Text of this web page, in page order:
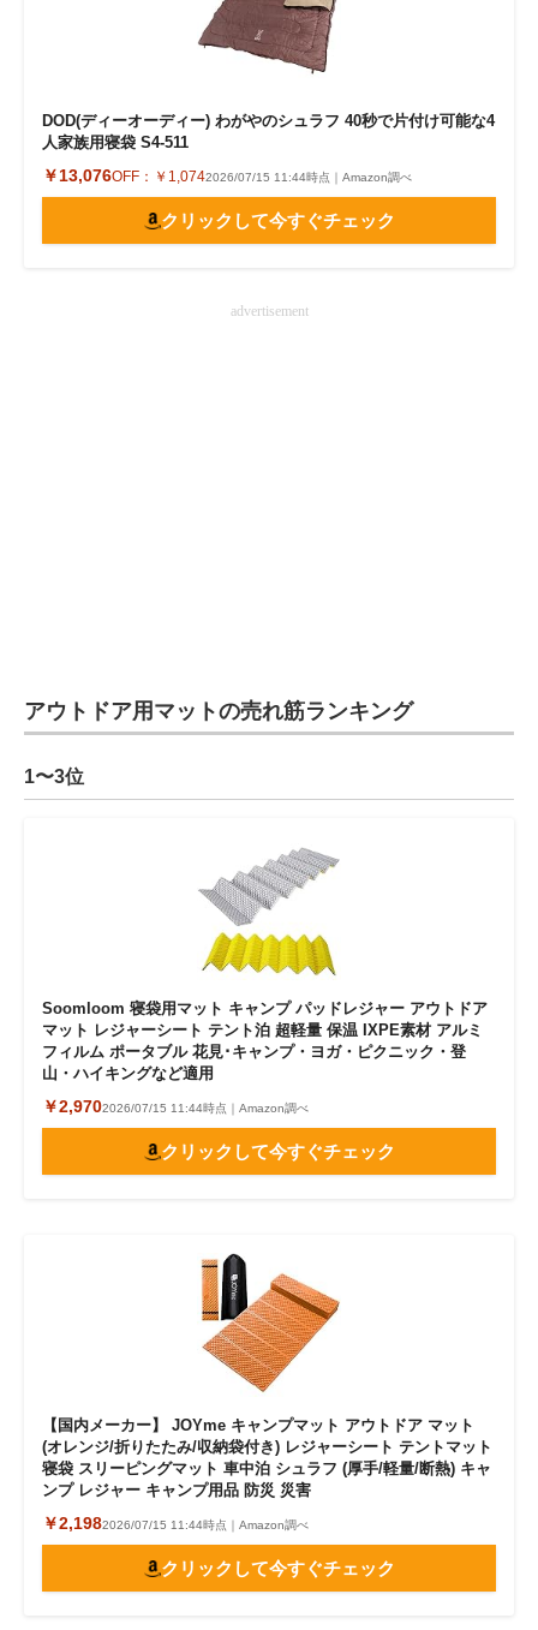
DOD(ディーオーディー) わがやのシュラフ 40秒で片付け可能な4
人家族用寝袋 S4-511
￥13,076OFF： ￥1,0742026/07/15 11:44時点｜Amazon調べ
クリックして今すぐチェック
advertisement
アウトドア用マットの売れ筋ランキング
1〜3位
Soomloom 寝袋用マット キャンプ パッドレジャー アウトドア
マット レジャーシート テント泊 超軽量 保温 IXPE素材 アルミ
フィルム ポータブル 花見･キャンプ・ヨガ・ピクニック・登
山・ハイキングなど適用
￥2,9702026/07/15 11:44時点｜Amazon調べ
クリックして今すぐチェック
【国内メーカー】 JOYme キャンプマット アウトドア マット
(オレンジ/折りたたみ/収納袋付き) レジャーシート テントマット
寝袋 スリーピングマット 車中泊 シュラフ (厚手/軽量/断熱) キャ
ンプ レジャー キャンプ用品 防災 災害
￥2,1982026/07/15 11:44時点｜Amazon調べ
クリックして今すぐチェック